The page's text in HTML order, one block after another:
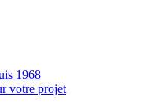
1968
votre projet